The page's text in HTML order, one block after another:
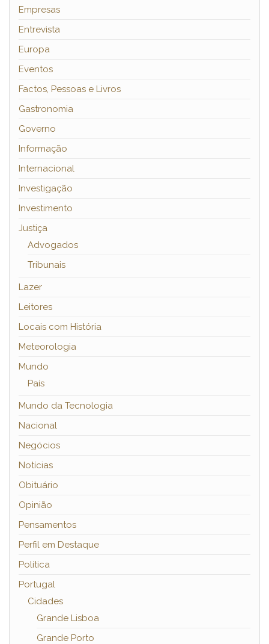
Empresas
Entrevista
Europa
Eventos
Factos, Pessoas e Livros
Gastronomia
Governo
Informação
Internacional
Investigação
Investimento
Justiça
Advogados
Tribunais
Lazer
Leitores
Locais com História
Meteorologia
Mundo
País
Mundo da Tecnologia
Nacional
Negócios
Notícias
Obituário
Opinião
Pensamentos
Perfil em Destaque
Política
Portugal
Cidades
Grande Lisboa
Grande Porto